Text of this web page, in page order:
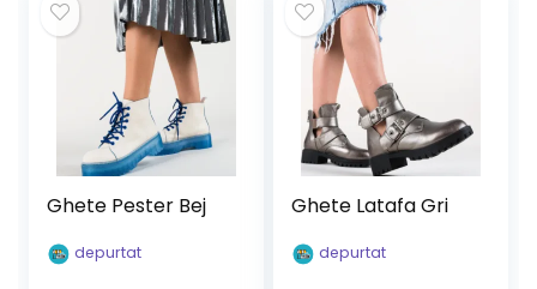
Ghete Pester Bej
depurtat
Ghete Latafa Gri
depurtat